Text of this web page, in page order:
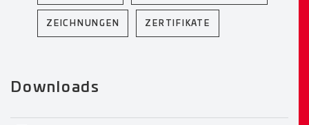
ZEICHNUNGEN ZERTIFIKATE
Downloads